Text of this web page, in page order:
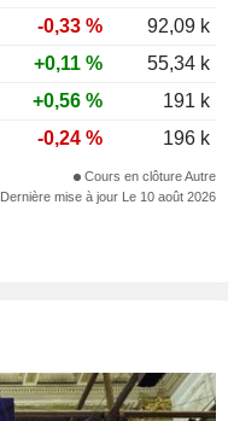
-0,33 %
92,09 k
+0,11 %
55,34 k
+0,56 %
191 k
-0,24 % 196 k
Cours en clôture Autre
Dernière mise à jour Le 10 août 2026